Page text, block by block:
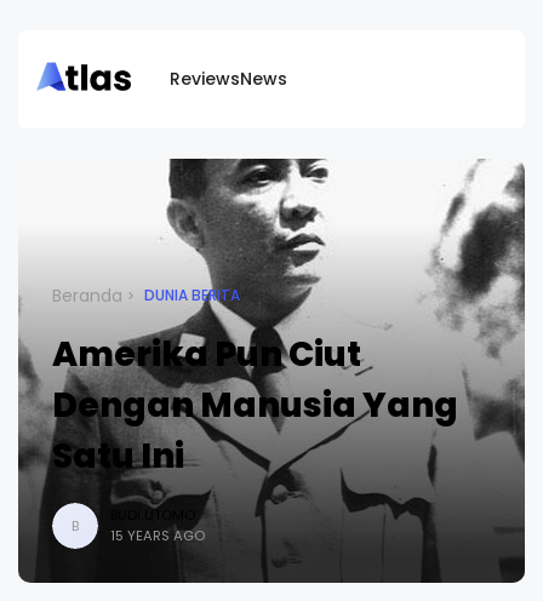
ReviewsNews
Beranda DUNIA BERITA
Amerika Pun Ciut
Dengan Manusia Yang
Satu Ini
B
BUDI UTOMO
15 YEARS AGO